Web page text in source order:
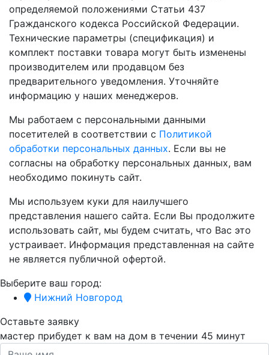
определяемой положениями Статьи 437
Гражданского кодекса Российской Федерации.
Технические параметры (спецификация) и
комплект поставки товара могут быть изменены
производителем или продавцом без
предварительного уведомления. Уточняйте
информацию у наших менеджеров.
Мы работаем с персональными данными
посетителей в соответствии с Политикой
обработки персональных данных. Если вы не
согласны на обработку персональных данных, вам
необходимо покинуть сайт.
Мы используем куки для наилучшего
представления нашего сайта. Если Вы продолжите
использовать сайт, мы будем считать, что Вас это
устраивает. Информация представленная на сайте
не является публичной офертой.
Выберите ваш город:
Нижний Новгород
Оставьте заявку
мастер прибудет к вам на дом в течении 45 минут